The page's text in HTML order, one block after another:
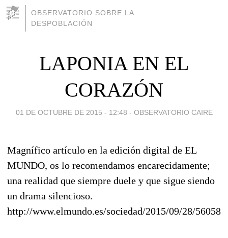
OBSERVATORIO SOBRE LA
DESPOBLACIÓN
LAPONIA EN EL
CORAZÓN
01 DE OCTUBRE DE 2015 - 12:48 - OBSERVATORIO CAIRE
Magnífico artículo en la edición digital de EL
MUNDO, os lo recomendamos encarecidamente;
una realidad que siempre duele y que sigue siendo
un drama silencioso.
http://www.elmundo.es/sociedad/2015/09/28/